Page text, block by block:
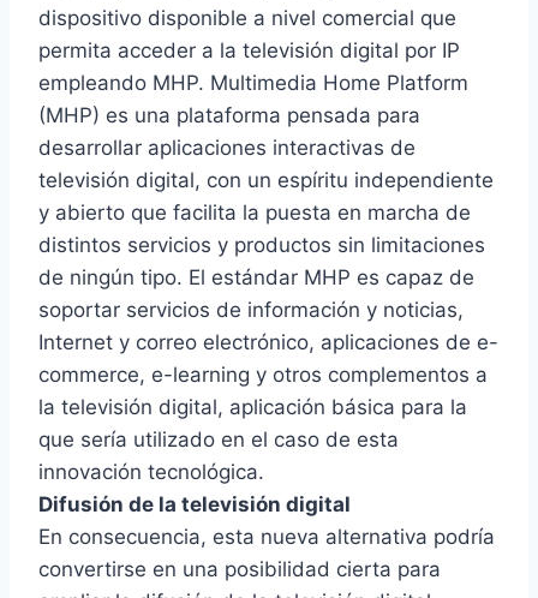
dispositivo disponible a nivel comercial que
permita acceder a la televisión digital por IP
empleando MHP. Multimedia Home Platform
(MHP) es una plataforma pensada para
desarrollar aplicaciones interactivas de
televisión digital, con un espíritu independiente
y abierto que facilita la puesta en marcha de
distintos servicios y productos sin limitaciones
de ningún tipo. El estándar MHP es capaz de
soportar servicios de información y noticias,
Internet y correo electrónico, aplicaciones de e-
commerce, e-learning y otros complementos a
la televisión digital, aplicación básica para la
que sería utilizado en el caso de esta
innovación tecnológica.
Difusión de la televisión digital
En consecuencia, esta nueva alternativa podría
convertirse en una posibilidad cierta para